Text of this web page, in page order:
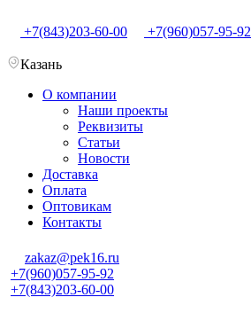
+7(843)203-60-00 +7(960)057-95-92
Казань
О компании
Наши проекты
Реквизиты
Статьи
Новости
Доставка
Оплата
Оптовикам
Контакты
zakaz@pek16.ru
+7(960)057-95-92
+7(843)203-60-00